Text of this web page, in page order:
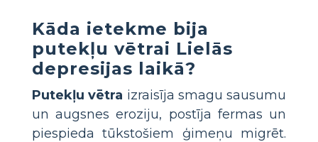
Kāda ietekme bija
putekļu vētrai Lielās
depresijas laikā?
Putekļu vētra izraisīja smagu sausumu
un augsnes eroziju, postīja fermas un
piespieda tūkstošiem ģimeņu migrēt.